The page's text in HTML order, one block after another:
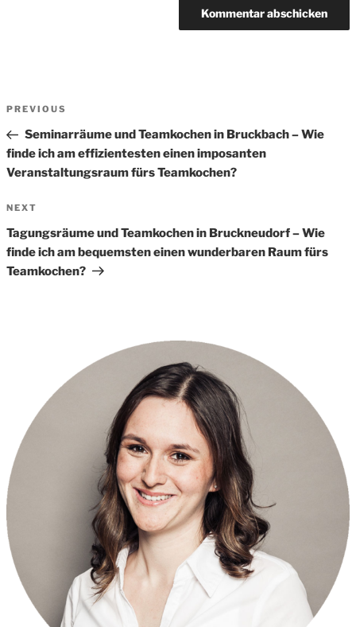
Beitrags-
Previous
Post
PREVIOUS
Seminarräume und Teamkochen in Bruckbach – Wie
finde ich am effizientesten einen imposanten
Veranstaltungsraum fürs Teamkochen?
Next
Post
NEXT
Tagungsräume und Teamkochen in Bruckneudorf – Wie
finde ich am bequemsten einen wunderbaren Raum fürs
Teamkochen?